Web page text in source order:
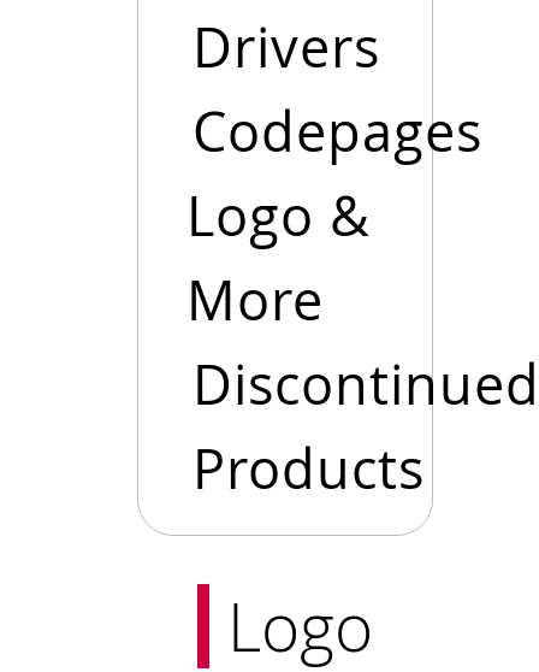
Drivers
Codepages
Logo &
More
Discontinued
Products
Logo